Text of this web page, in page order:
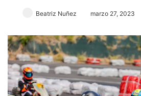
Beatriz Nuñez marzo 27, 2023